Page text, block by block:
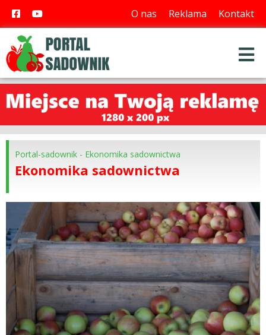
O nas Reklama Kontakt
Portal-sadownik - Ekonomika sadownictwa
Ekonomika sadownictwa